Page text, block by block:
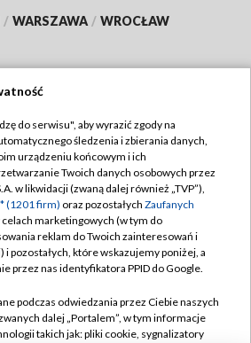
/ WARSZAWA / WROCŁAW
TVP
TVP
Cyfrowa
Regulamin TVP
prywatności
Moje zgody
Pomoc
Kontakt
do serwisu", aby wyrazić zgody na
śledzenia i zbierania danych,
urządzeniu końcowym i ich
Twoich danych osobowych przez
w likwidacji (zwaną dalej również „TVP”),
(1201 firm) oraz pozostałych Zaufanych
celach marketingowych (w tym do
reklam do Twoich zainteresowań i
pozostałych, które wskazujemy poniżej, a
przez nas identyfikatora PPID do Google.
podczas odwiedzania przez Ciebie naszych
dalej „Portalem”, w tym informacje
takich jak: pliki cookie, sygnalizatory